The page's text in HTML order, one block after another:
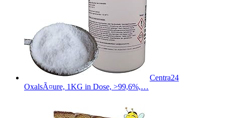
Centra24
OxalsÃ¤ure, 1KG in Dose, >99,6%,…